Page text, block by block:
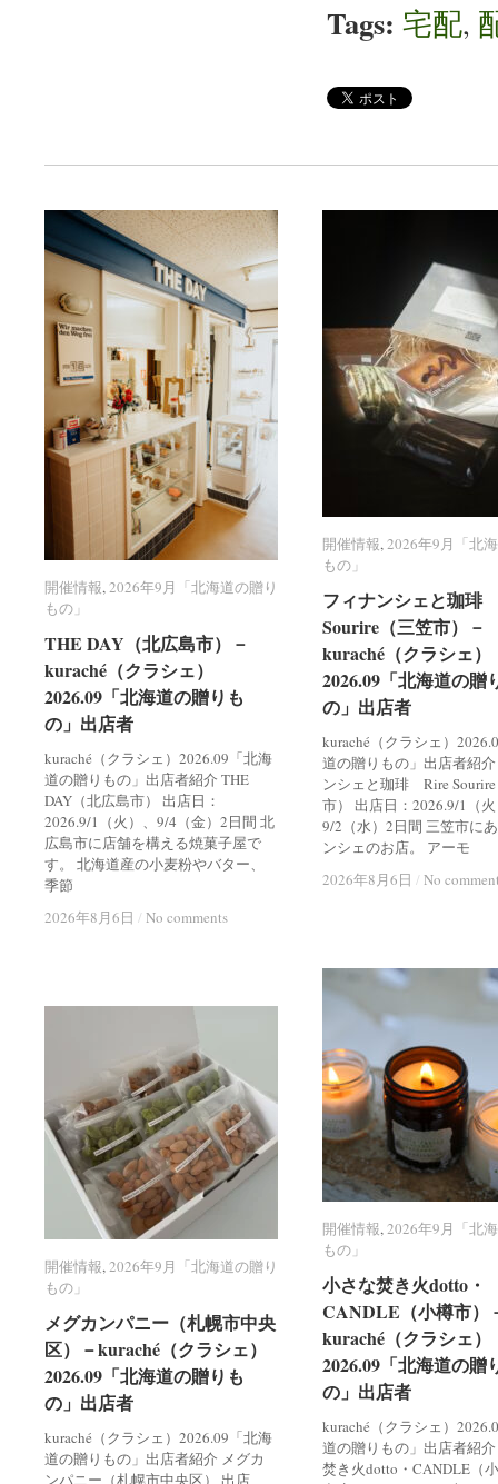
Tags: 宅配,
開催情報,2026年9月「北海道の贈り
もの」
THE DAY（北広島市）－
kuraché（クラシェ）
2026.09「北海道の贈りも
の」出店者
kuraché（クラシェ）2026.09「北海
道の贈りもの」出店者紹介 THE
DAY（北広島市） 出店日：
2026.9/1（火）、9/4（金）2日間 北
広島市に店舗を構える焼菓子屋で
す。 北海道産の小麦粉やバター、
季節
2026年8月6日 / No comments
開催情報 2026年9月「北海道の贈り
もの」
THE DAY（北広島市）－
kuraché（クラシェ）
2026.09「北海道の贈りも
の」出店者
2026年8月6日 / No comments
開催情報,2026年9月「北
もの」
フィナンシェと珈
Sourire（三笠市）－
kuraché（クラシェ）
2026.09「北海道の贈
の」出店者
kuraché（クラシェ）
道の贈りもの」出店者紹
ンシェと珈琲 Rire
市） 出店日：2026.9/1（
9/2（水）2日間 三笠市に
ンシェのお店。 アーモ
2026年8月6日 / No
開催情報 2026年9月「北
もの」
フィナンシェと珈
Sourire（三笠市）－
kuraché（クラシェ）
2026.09「北海道の贈
の」出店者
2026年8月6日 / No
開催情報,2026年9月「北
もの」
小さな焚き火dotto・
CANDLE（小樽市）
kuraché（クラシェ）
2026.09「北海道の贈
の」出店者
kuraché（クラシェ）
道の贈りもの」出店者紹
焚き火dotto・CANDLE（
開催情報 2026年9月「北
もの」
小さな焚き火dotto・
CANDLE（小樽市）
kuraché（クラシェ）
2026.09「北海道の贈
の」出店者
開催情報,2026年9月「北海道の贈り
もの」
メグカンパニー（札幌市中央
区）－kuraché（クラシェ）
2026.09「北海道の贈りも
の」出店者
kuraché（クラシェ）2026.09「北海
道の贈りもの」出店者紹介 メグカ
ンパニー（札幌市中央区） 出店
開催情報 2026年9月「北海道の贈り
もの」
メグカンパニー（札幌市中央
区）－kuraché（クラシェ）
2026.09「北海道の贈りも
の」出店者